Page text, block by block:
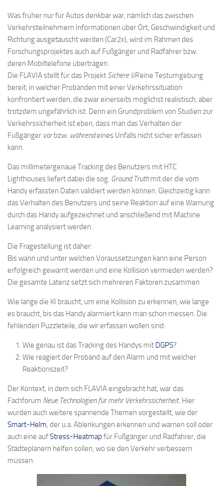
Was früher nur für Autos denkbar war, nämlich das zwischen
Verkehrsteilnehmern Informationen über Ort, Geschwindigkeit und
Richtung ausgetauscht werden (Car2x), wird im Rahmen des
Forschungsprojektes auch auf Fußgänger und Radfahrer bzw.
deren Mobiltelefone übertragen.
Die FLAVIA stellt für das Projekt Sichere VReine Testumgebung
bereit, in welcher Probanden mit einer Verkehrssituation
konfrontiert werden, die zwar einerseits möglichst realistisch, aber
trotzdem ungefährlich ist. Denn ein Grundproblem von Studien zur
Verkehrssicherheit ist eben, dass man das Verhalten der
Fußgänger vorbzw. währendeines Unfalls nicht sicher erfassen
kann.
Das millimetergenaue Tracking des Benutzers mit HTC
Lighthouses liefert dabei die sog. Ground Truthmit der die vom
Handy erfassten Daten validiert werden können. Gleichzeitig kann
das Verhalten des Benutzers und seine Reaktion auf eine Warnung
durch das Handy aufgezeichnet und anschließend mit Machine
Learning analysiert werden.
Die Fragestellung ist daher:
Bis wann und unter welchen Voraussetzungen kann eine Person
erfolgreich gewarnt werden und eine Kollision vermieden werden?
Die gesamte Latenz setzt sich mehreren Faktoren zusammen
Wie lange die KI braucht, um eine Kollision zu erkennen, wie lange
es braucht, bis das Handy alarmiert kann man schon messen. Die
fehlenden Puzzleteile, die wir erfassen wollen sind:
Wie genau ist das Tracking des Handys mit DGPS?
Wie reagiert der Proband auf den Alarm und mit welcher
Reaktionszeit?
Der Kontext, in dem sich FLAVIA eingebracht hat, war das
Fachforum Neue Technologien für mehr Verkehrssicherheit. Hier
wurden auch weitere spannende Themen vorgestellt, wie der
Smart-Helm, der u.a. Ablenkungen erkennen und warnen soll oder
auch eine aufStress-Heatmap für Fußgänger und Radfahrer, die
Städteplanern helfen sollen, wo sie den Verkehr verbessern
müssen.